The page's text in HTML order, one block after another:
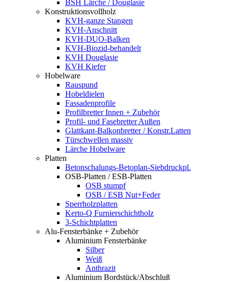
BSH Lärche / Douglasie
Konstruktionsvollholz
KVH-ganze Stangen
KVH-Anschnitt
KVH-DUO-Balken
KVH-Biozid-behandelt
KVH Douglasie
KVH Kiefer
Hobelware
Rauspund
Hobeldielen
Fassadenprofile
Profilbretter Innen + Zubehör
Profil- und Fasebretter Außen
Glattkant-Balkonbretter / Konstr.Latten
Türschwellen massiv
Lärche Hobelware
Platten
Betonschalungs-Betoplan-Siebdruckpl.
OSB-Platten / ESB-Platten
OSB stumpf
OSB / ESB Nut+Feder
Sperrholzplatten
Kerto-Q Furnierschichtholz
3-Schichtplatten
Alu-Fensterbänke + Zubehör
Aluminium Fensterbänke
Silber
Weiß
Anthrazit
Aluminium Bordstück/Abschluß